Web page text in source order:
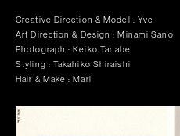
Creative Direction & Model : Yve
Art Direction & Design : Minami Sano
Photograph : Keiko Tanabe
Styling : Takahiko Shiraishi
Hair & Make : Mari